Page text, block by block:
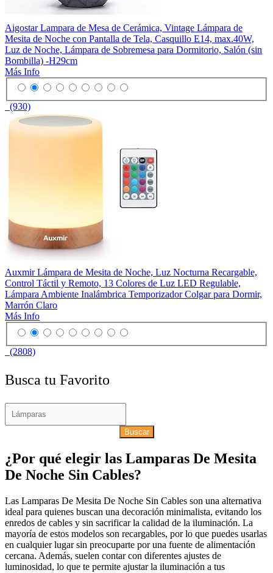
Aigostar Lampara de Mesa de Cerámica, Vintage Lámpara de
Mesita de Noche con Pantalla de Tela, Casquillo E14, max.40W,
Luz de Noche, Lámpara de Sobremesa para Dormitorio, Salón (sin
Bombilla) -H29cm
Más Info
(930)
Auxmir Lámpara de Mesita de Noche, Luz Nocturna Recargable,
Control Táctil y Remoto, 13 Colores de Luz LED Regulable,
Lámpara Ambiente Inalámbrica Temporizador Colgar para Dormir,
Marrón Claro
Más Info
(2808)
Busca tu Favorito
Buscar
¿Por qué elegir las Lamparas De Mesita
De Noche Sin Cables?
Las Lamparas De Mesita De Noche Sin Cables son una alternativa
ideal para quienes buscan una decoración minimalista, evitando los
enredos de cables y sin sacrificar la calidad de la iluminación. La
mayoría de estos modelos son recargables, por lo que puedes usarlas
en cualquier lugar sin preocuparte por una fuente de alimentación
cercana. Además, suelen contar con diferentes ajustes de
luminosidad, lo que te permite ajustar la iluminación a tus